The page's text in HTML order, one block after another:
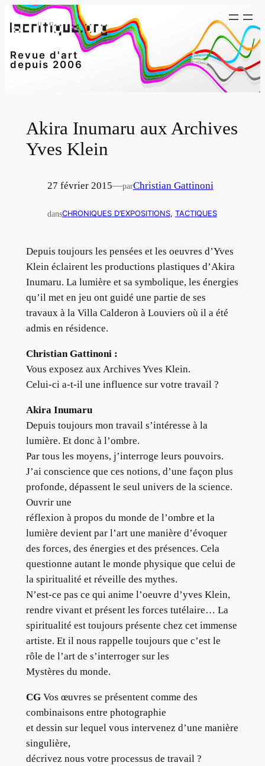
Aller
au
Revue d'art
depuis 2006
Akira Inumaru aux Archives
Yves Klein
27 février 2015—parChristian Gattinoni
dansCHRONIQUES D’EXPOSITIONS, TACTIQUES
Depuis toujours les pensées et les oeuvres d’Yves
Klein éclairent les productions plastiques d’Akira
Inumaru. La lumière et sa symbolique, les énergies
qu’il met en jeu ont guidé une partie de ses
travaux à la Villa Calderon à Louviers où il a été
admis en résidence.
Christian Gattinoni :
Vous exposez aux Archives Yves Klein.
Celui-ci a-t-il une influence sur votre travail ?
Akira Inumaru
Depuis toujours mon travail s’intéresse à la
lumière. Et donc à l’ombre.
Par tous les moyens, j’interroge leurs pouvoirs.
J’ai conscience que ces notions, d’une façon plus
profonde, dépassent le seul univers de la science.
Ouvrir une
réflexion à propos du monde de l’ombre et la
lumière devient par l’art une manière d’évoquer
des forces, des énergies et des présences. Cela
questionne autant le monde physique que celui de
la spiritualité et réveille des mythes.
N’est-ce pas ce qui anime l’oeuvre d’yves Klein,
rendre vivant et présent les forces tutélaire… La
spiritualité est toujours présente chez cet immense
artiste. Et il nous rappelle toujours que c’est le
rôle de l’art de s’interroger sur les
Mystères du monde.
CGVos œuvres se présentent comme des
combinaisons entre photographie
et dessin sur lequel vous intervenez d’une manière
singulière,
décrivez nous votre processus de travail ?